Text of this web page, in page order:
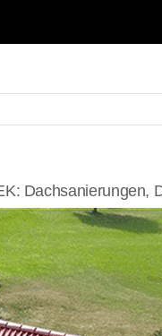
Dachsanierungen,